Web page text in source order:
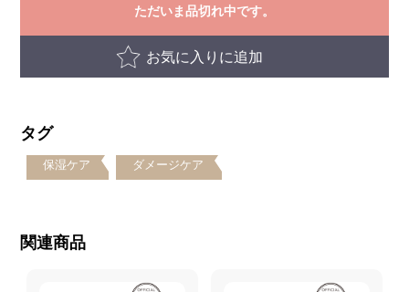
ただいま品切れ中です。
お気に入りに追加
タグ
保湿ケア ダメージケア
関連商品